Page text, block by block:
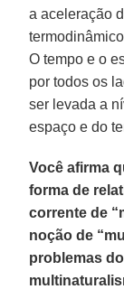
a aceleração
O tempo e o
por todos os
ser levada a
espaço e do
Você afirma
forma de
corrente de
noção de
problemas